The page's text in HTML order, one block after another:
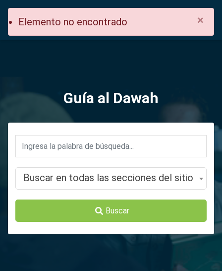
Elemento no encontrado ×
Guía al Dawah
Buscar en todas las secciones del sitio
Buscar